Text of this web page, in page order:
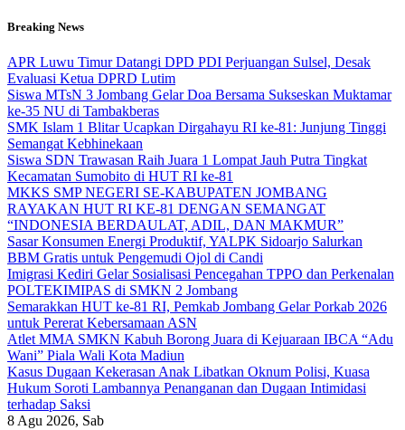
Skip
content
Breaking News
APR Luwu Timur Datangi DPD PDI Perjuangan Sulsel, Desak
Evaluasi Ketua DPRD Lutim
Siswa MTsN 3 Jombang Gelar Doa Bersama Sukseskan Muktamar
ke-35 NU di Tambakberas
SMK Islam 1 Blitar Ucapkan Dirgahayu RI ke-81: Junjung Tinggi
Semangat Kebhinekaan
Siswa SDN Trawasan Raih Juara 1 Lompat Jauh Putra Tingkat
Kecamatan Sumobito di HUT RI ke-81
MKKS SMP NEGERI SE-KABUPATEN JOMBANG
RAYAKAN HUT RI KE-81 DENGAN SEMANGAT
“INDONESIA BERDAULAT, ADIL, DAN MAKMUR”
Sasar Konsumen Energi Produktif, YALPK Sidoarjo Salurkan
BBM Gratis untuk Pengemudi Ojol di Candi
Imigrasi Kediri Gelar Sosialisasi Pencegahan TPPO dan Perkenalan
POLTEKIMIPAS di SMKN 2 Jombang
Semarakkan HUT ke-81 RI, Pemkab Jombang Gelar Porkab 2026
untuk Pererat Kebersamaan ASN
Atlet MMA SMKN Kabuh Borong Juara di Kejuaraan IBCA “Adu
Wani” Piala Wali Kota Madiun
Kasus Dugaan Kekerasan Anak Libatkan Oknum Polisi, Kuasa
Hukum Soroti Lambannya Penanganan dan Dugaan Intimidasi
terhadap Saksi
8 Agu 2026, Sab